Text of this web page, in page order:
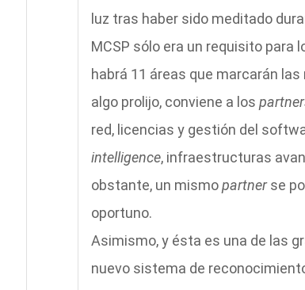
luz tras haber sido meditado
MCSP sólo era un requisito para
habrá 11 áreas que marcarán
algo prolijo, conviene a los
red, licencias y gestión del
intelligence, infraestructuras
obstante, un mismopartnerse
oportuno.
Asimismo, y ésta es una de las
nuevo sistema de